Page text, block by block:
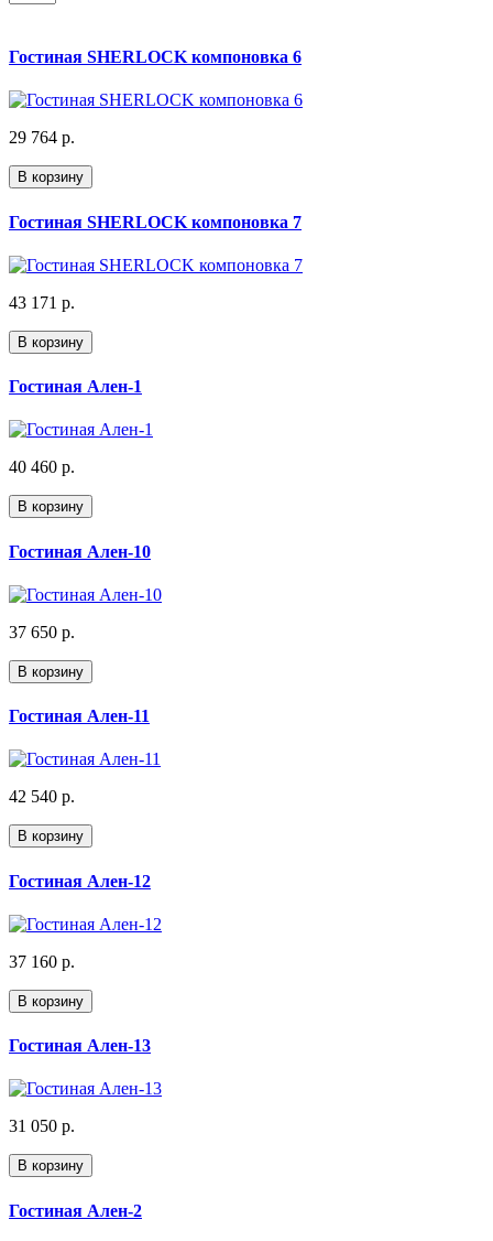
Гостиная SHERLOCK компоновка 6
29 764 р.
В корзину
Гостиная SHERLOCK компоновка 7
43 171 р.
В корзину
Гостиная Ален-1
40 460 р.
В корзину
Гостиная Ален-10
37 650 р.
В корзину
Гостиная Ален-11
42 540 р.
В корзину
Гостиная Ален-12
37 160 р.
В корзину
Гостиная Ален-13
31 050 р.
В корзину
Гостиная Ален-2